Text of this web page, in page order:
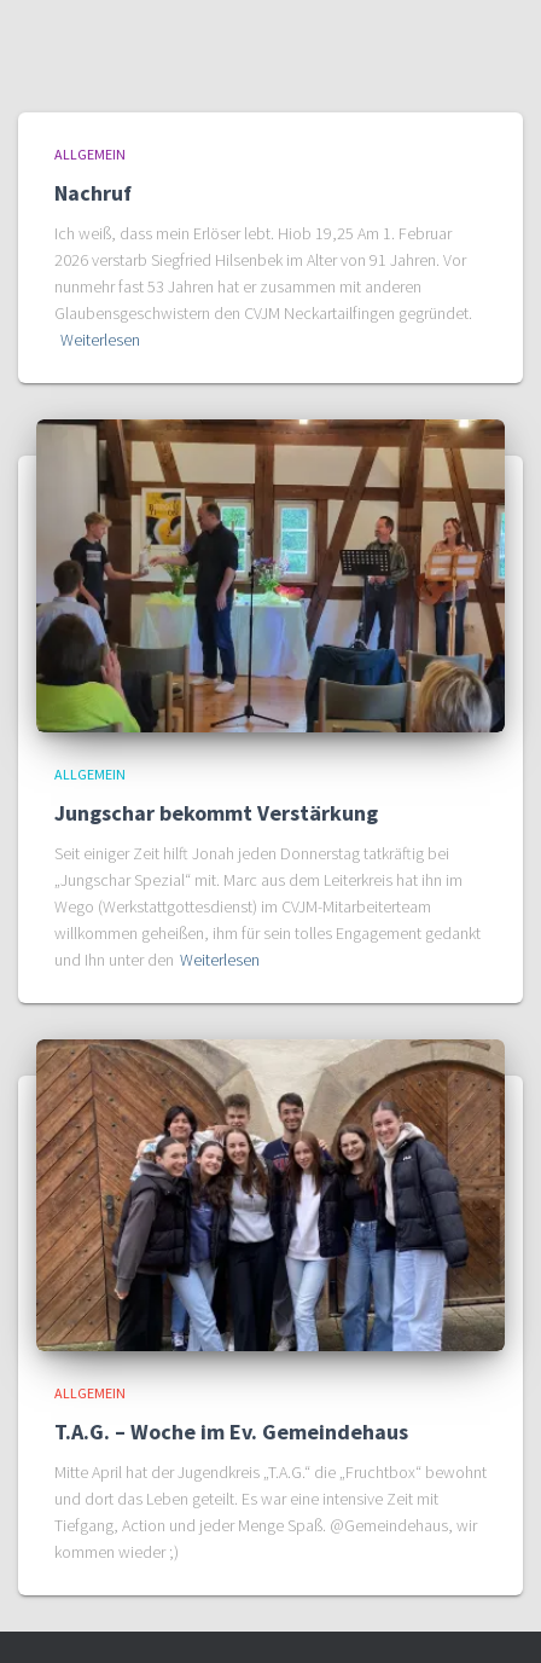
ALLGEMEIN
Nachruf
Ich weiß, dass mein Erlöser lebt. Hiob 19,25 Am 1. Februar
2026 verstarb Siegfried Hilsenbek im Alter von 91 Jahren. Vor
nunmehr fast 53 Jahren hat er zusammen mit anderen
Glaubensgeschwistern den CVJM Neckartailfingen gegründet.
Weiterlesen
ALLGEMEIN
Jungschar bekommt Verstärkung
Seit einiger Zeit hilft Jonah jeden Donnerstag tatkräftig bei
„Jungschar Spezial“ mit. Marc aus dem Leiterkreis hat ihn im
Wego (Werkstattgottesdienst) im CVJM-Mitarbeiterteam
willkommen geheißen, ihm für sein tolles Engagement gedankt
und Ihn unter den Weiterlesen
ALLGEMEIN
T.A.G. – Woche im Ev. Gemeindehaus
Mitte April hat der Jugendkreis „T.A.G.“ die „Fruchtbox“ bewohnt
und dort das Leben geteilt. Es war eine intensive Zeit mit
Tiefgang, Action und jeder Menge Spaß. @Gemeindehaus, wir
kommen wieder ;)